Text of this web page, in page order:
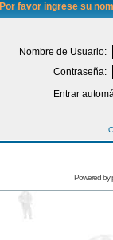
Por favor ingrese su
Nombre de Usuario:
Contraseña:
Entrar
Powered by